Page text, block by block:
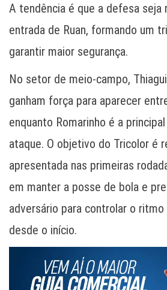
A tendência é que a defesa seja
entrada de Ruan, formando um
garantir maior segurança.
No setor de meio-campo,
ganham força para aparecer
enquanto Romarinho é a
ataque. O objetivo do Tricolor é
apresentada nas primeiras
em manter a posse de bola e
adversário para controlar o
desde o início.